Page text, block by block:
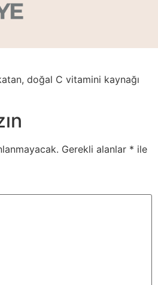
Suyu –
doğal C vitamini kaynağı
Gerekli alanlar * ile